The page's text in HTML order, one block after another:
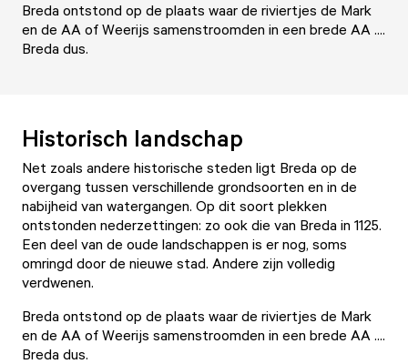
Breda ontstond op de plaats waar de riviertjes de Mark
en de AA of Weerijs samenstroomden in een brede AA ....
Breda dus.
Historisch landschap
Net zoals andere historische steden ligt Breda op de
overgang tussen verschillende grondsoorten en in de
nabijheid van watergangen. Op dit soort plekken
ontstonden nederzettingen: zo ook die van Breda in 1125.
Een deel van de oude landschappen is er nog, soms
omringd door de nieuwe stad. Andere zijn volledig
verdwenen.
Breda ontstond op de plaats waar de riviertjes de Mark
en de AA of Weerijs samenstroomden in een brede AA ....
Breda dus.